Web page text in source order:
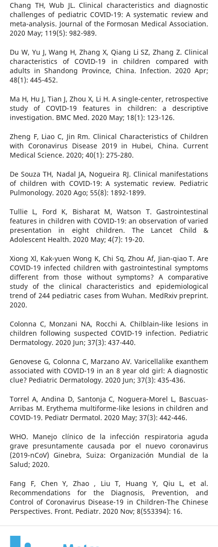
Chang TH, Wub JL. Clinical characteristics and diagnostic
challenges of pediatric COVID-19: A systematic review and
meta-analysis. Journal of the Formosan Medical Association.
2020 May; 119(5): 982-989.
Du W, Yu J, Wang H, Zhang X, Qiang Li SZ, Zhang Z. Clinical
characteristics of COVID-19 in children compared with
adults in Shandong Province, China. Infection. 2020 Apr;
48(1): 445-452.
Ma H, Hu J, Tian J, Zhou X, Li H. A single-center, retrospective
study of COVID-19 features in children: a descriptive
investigation. BMC Med. 2020 May; 18(1): 123-126.
Zheng F, Liao C, Jin Rm. Clinical Characteristics of Children
with Coronavirus Disease 2019 in Hubei, China. Current
Medical Science. 2020; 40(1): 275-280.
De Souza TH, Nadal JA, Nogueira RJ. Clinical manifestations
of children with COVID-19: A systematic review. Pediatric
Pulmonology. 2020 Ago; 55(8): 1892-1899.
Tullie L, Ford K, Bisharat M, Watson T. Gastrointestinal
features in children with COVID-19: an observation of varied
presentation in eight children. The Lancet Child &
Adolescent Health. 2020 May; 4(7): 19-20.
Xiong Xl, Kak-yuen Wong K, Chi Sq, Zhou Af, Jian-qiao T. Are
COVID-19 infected children with gastrointestinal symptoms
different from those without symptoms? A comparative
study of the clinical characteristics and epidemiological
trend of 244 pediatric cases from Wuhan. MedRxiv preprint.
2020.
Colonna C, Monzani NA, Rocchi A. Chilblain‐like lesions in
children following suspected COVID-19 infection. Pediatric
Dermatology. 2020 Jun; 37(3): 437-440.
Genovese G, Colonna C, Marzano AV. Varicellalike exanthem
associated with COVID-19 in an 8 year old girl: A diagnostic
clue? Pediatric Dermatology. 2020 Jun; 37(3): 435-436.
Torrel A, Andina D, Santonja C, Noguera-Morel L, Bascuas-
Arribas M. Erythema multiforme-like lesions in children and
COVID-19. Pediatr Dermatol. 2020 May; 37(3): 442-446.
WHO. Manejo clínico de la infección respiratoria aguda
grave presuntamente causada por el nuevo coronavirus
(2019-nCoV) Ginebra, Suiza: Organización Mundial de la
Salud; 2020.
Fang F, Chen Y, Zhao , Liu T, Huang Y, Qiu L, et al.
Recommendations for the Diagnosis, Prevention, and
Control of Coronavirus Disease-19 in Children-The Chinese
Perspectives. Front. Pediatr. 2020 Nov; 8(553394): 16.